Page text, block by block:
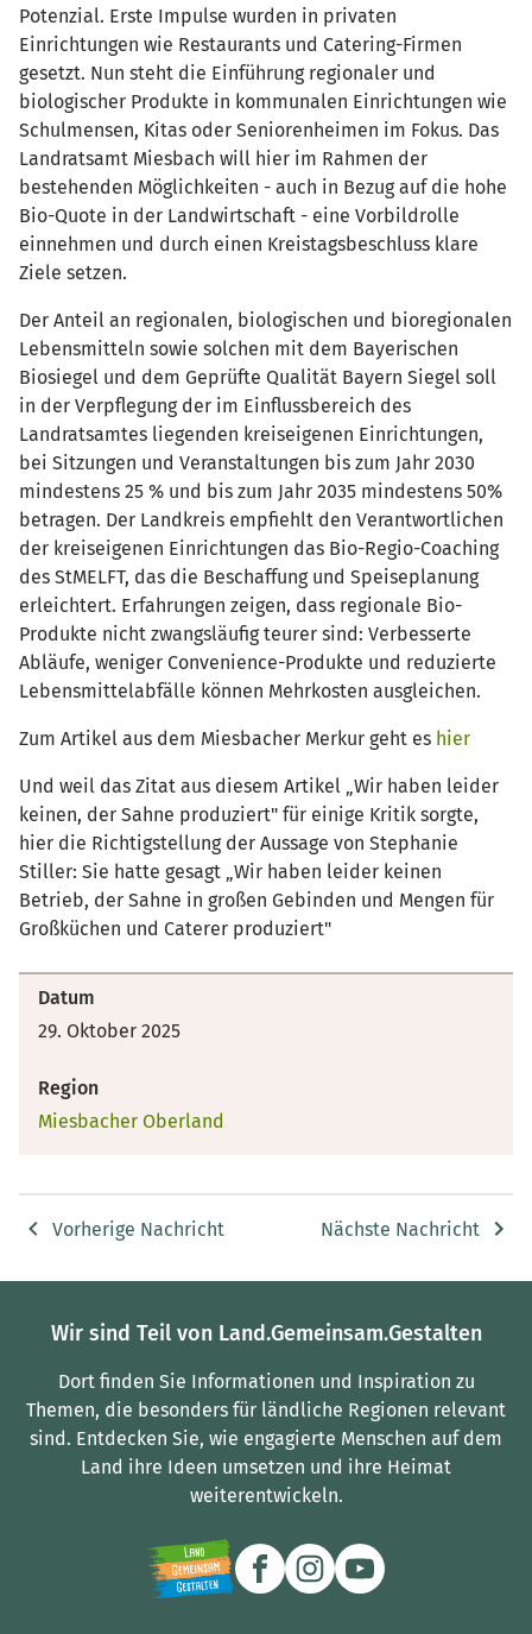
Potenzial. Erste Impulse wurden in privaten
Einrichtungen wie Restaurants und Catering-Firmen
gesetzt. Nun steht die Einführung regionaler und
biologischer Produkte in kommunalen Einrichtungen wie
Schulmensen, Kitas oder Seniorenheimen im Fokus. Das
Landratsamt Miesbach will hier im Rahmen der
bestehenden Möglichkeiten - auch in Bezug auf die hohe
Bio-Quote in der Landwirtschaft - eine Vorbildrolle
einnehmen und durch einen Kreistagsbeschluss klare
Ziele setzen.
Der Anteil an regionalen, biologischen und bioregionalen
Lebensmitteln sowie solchen mit dem Bayerischen
Biosiegel und dem Geprüfte Qualität Bayern Siegel soll
in der Verpflegung der im Einflussbereich des
Landratsamtes liegenden kreiseigenen Einrichtungen,
bei Sitzungen und Veranstaltungen bis zum Jahr 2030
mindestens 25 % und bis zum Jahr 2035 mindestens 50%
betragen. Der Landkreis empfiehlt den Verantwortlichen
der kreiseigenen Einrichtungen das Bio-Regio-Coaching
des StMELFT, das die Beschaffung und Speiseplanung
erleichtert. Erfahrungen zeigen, dass regionale Bio-
Produkte nicht zwangsläufig teurer sind: Verbesserte
Abläufe, weniger Convenience-Produkte und reduzierte
Lebensmittelabfälle können Mehrkosten ausgleichen.
Zum Artikel aus dem Miesbacher Merkur geht es hier
Und weil das Zitat aus diesem Artikel „Wir haben leider
keinen, der Sahne produziert" für einige Kritik sorgte,
hier die Richtigstellung der Aussage von Stephanie
Stiller: Sie hatte gesagt „Wir haben leider keinen
Betrieb, der Sahne in großen Gebinden und Mengen für
Großküchen und Caterer produziert"
Datum
29. Oktober 2025
Region
Miesbacher Oberland
Vorherige Nachricht Nächste Nachricht
Wir sind Teil von Land.Gemeinsam.Gestalten
Dort finden Sie Informationen und Inspiration zu
Themen, die besonders für ländliche Regionen relevant
sind. Entdecken Sie, wie engagierte Menschen auf dem
Land ihre Ideen umsetzen und ihre Heimat
weiterentwickeln.